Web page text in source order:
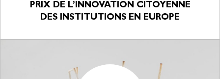
PRIX DE L’INNOVATION CITOYENNE
DES INSTITUTIONS EN EUROPE